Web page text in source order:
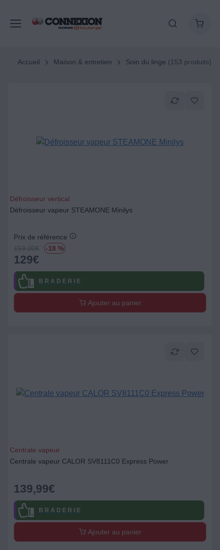
Accueil Maison & entretien Soin du linge (153 produits)
Défroisseur vertical
Défroisseur vapeur STEAMONE Minilys
Prix de référence
159.00€ -18 %
129€
B R A D E R I E
Ajouter au panier
Centrale vapeur
Centrale vapeur CALOR SV8111C0 Express Power
139,99€
B R A D E R I E
Ajouter au panier